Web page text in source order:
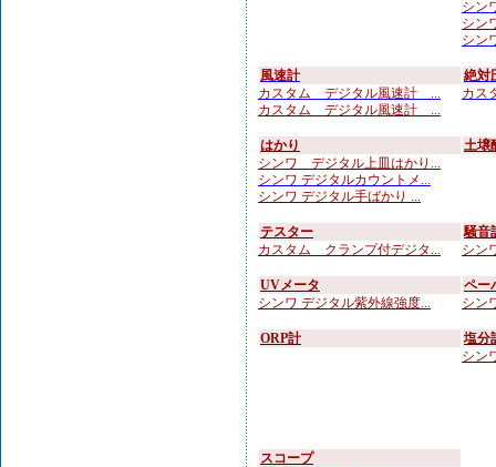
シン
シン
シン
風速計
カスタム デジタル風速計 ...
カスタム デジタル風速計 ...
絶対
カス
はかり
シンワ デジタル上皿はかり...
シンワ デジタルカウントメ...
シンワ デジタル手ばかり ...
土壌
テスター
カスタム クランプ付デジタ...
騒音
シン
UVメータ
シンワ デジタル紫外線強度...
ペー
シン
ORP計
塩分
シン
スコープ